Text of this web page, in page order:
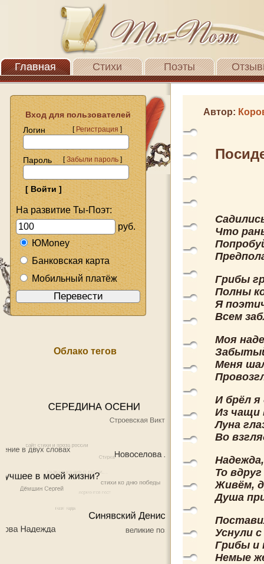
Главная Стихи Поэты
Вход для пользователей
Логин
[Регистрация]
Пароль [Забыли пароль]
На развитие Ты-Поэт:
руб.
ЮMoney
Банковская карта
Мобильный платёж
Облако тегов
Автор:
Что
Грибы
Полны
Я
Всем
Моя
Забытый
Меня
И брёл я
Из чащи
Луна
Во
То
Живём,
Душа
Уснули
Грибы и
Немые